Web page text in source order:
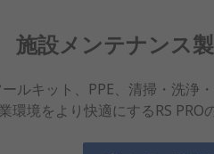
施設メンテナンス
ルキット、PPE、清掃・洗浄
環境をより快適にするRS PRO